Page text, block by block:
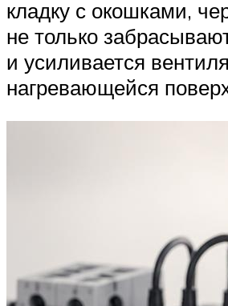
кладку с окошками,
не только
и усиливается
нагревающейся